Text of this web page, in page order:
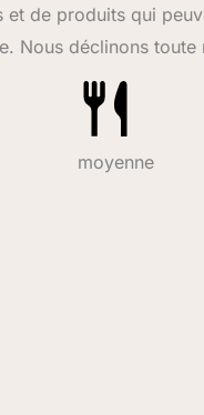
et de produits qui
Nous déclinons
moyenne